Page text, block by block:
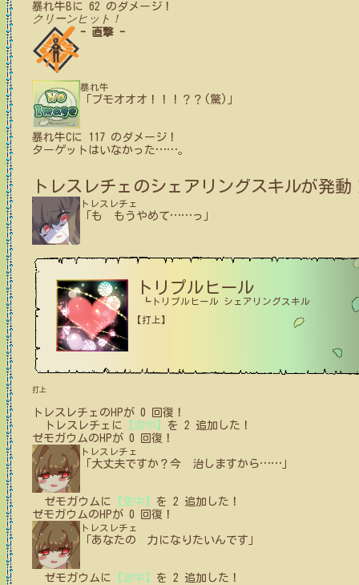
暴れ牛B に 62 のダメージ！
クリーンヒット！
- 直撃 -
暴れ牛
「ブモオオオ！！！？？(驚)」
暴れ牛Cに 117 のダメージ！
ターゲットはいなかった……。
トレスレチェ のシェアリングスキルが発動
トレスレチェ
「も もうやめて…… っ」
トリプルヒール
┗トリプルヒール シェアリングスキル
【打上】
打上
トレスレチェ の HPが 0 回復！
トレスレチェ に 【空中】 を 2 追加した！
ゼモガウムの HPが 0 回復！
トレスレチェ
「大丈夫ですか？今 治しますから……
ゼモガウム に 【空中】 を 2 追加した！
ゼモガウムの HPが 0 回復！
トレスレチェ
「あなたの 力になりたいんです」
ゼモガウム に 【空中】 を 2 追加した！